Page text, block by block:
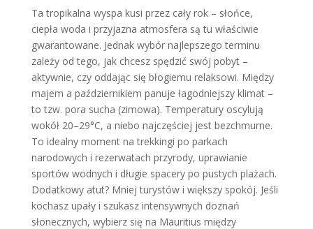
Ta tropikalna wyspa kusi przez cały rok – słońce,
ciepła woda i przyjazna atmosfera są tu właściwie
gwarantowane. Jednak wybór najlepszego terminu
zależy od tego, jak chcesz spędzić swój pobyt –
aktywnie, czy oddając się błogiemu relaksowi. Między
majem a październikiem panuje łagodniejszy klimat –
to tzw. pora sucha (zimowa). Temperatury oscylują
wokół 20–29°C, a niebo najczęściej jest bezchmurne.
To idealny moment na trekkingi po parkach
narodowych i rezerwatach przyrody, uprawianie
sportów wodnych i długie spacery po pustych plażach.
Dodatkowy atut? Mniej turystów i większy spokój. Jeśli
kochasz upały i szukasz intensywnych doznań
słonecznych, wybierz się na Mauritius między